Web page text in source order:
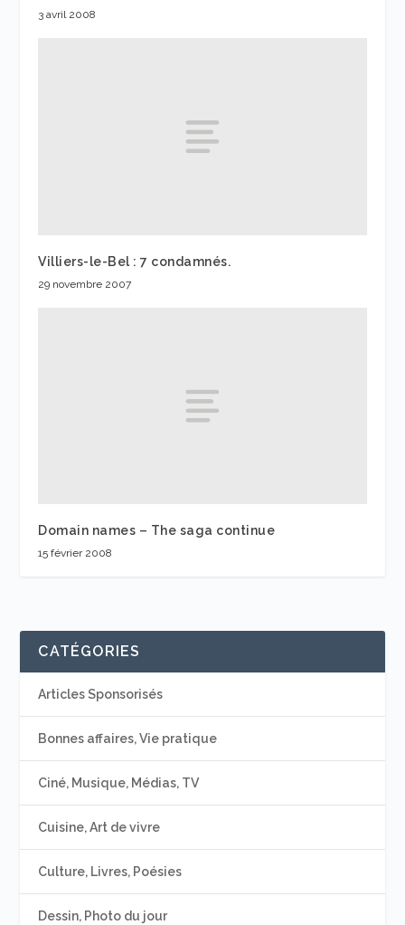
3 avril 2008
Villiers-le-Bel : 7 condamnés.
29 novembre 2007
Domain names – The saga continue
15 février 2008
CATÉGORIES
Articles Sponsorisés
Bonnes affaires, Vie pratique
Ciné, Musique, Médias, TV
Cuisine, Art de vivre
Culture, Livres, Poésies
Dessin, Photo du jour